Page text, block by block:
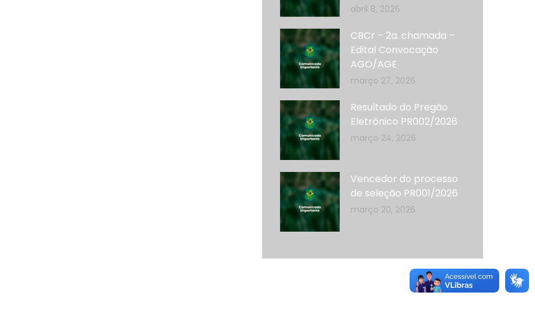
abril 8, 2026
março 27, 2026
CBCr – 2a. chamada –
Edital Convocação
AGO/AGE
março 24, 2026
Resultado do Pregão
Eletrônico PR002/2026
março 20, 2026
Vencedor do processo
de seleção PR001/2026